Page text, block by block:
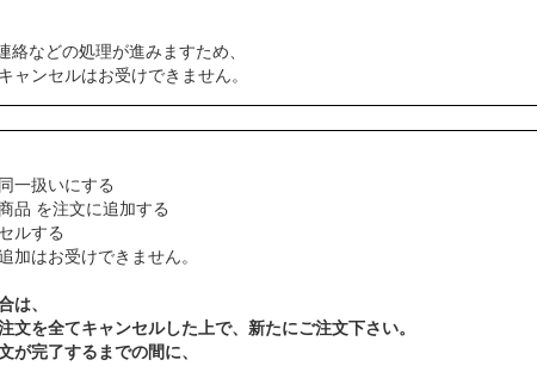
などの処理が進みますため、
ャンセルはお受けできません。
一扱いにする
を注文に追加する
ルする
加はお受けできません。
は、
を全てキャンセルした上で、新たにご注文下さい。
が完了するまでの間に、